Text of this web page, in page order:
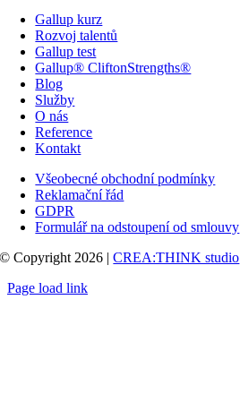
Gallup kurz
Rozvoj talentů
Gallup test
Gallup® CliftonStrengths®
Blog
Služby
O nás
Reference
Kontakt
Všeobecné obchodní podmínky
Reklamační řád
GDPR
Formulář na odstoupení od smlouvy
© Copyright 2026 |CREA:THINK studio
Page load link